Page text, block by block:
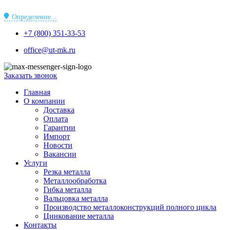
к Определение...
+7 (800) 351-33-53
office@ut-mk.ru
Заказать звонок
Главная
О компании
Доставка
Оплата
Гарантии
Импорт
Новости
Вакансии
Услуги
Резка металла
Металлообработка
Гибка металла
Вальцовка металла
Производство металлоконструкций полного цикла
Цинкование металла
Контакты